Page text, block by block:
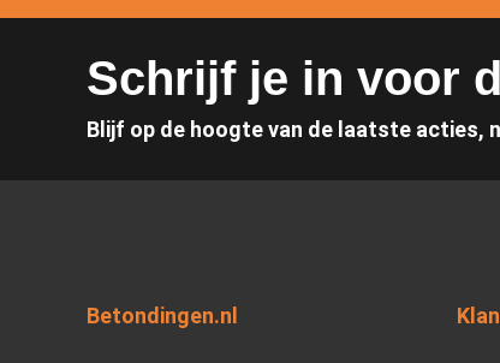
Schrijf je in voor
Blijf op de hoogte van de laatste acties,
Betondingen.nl